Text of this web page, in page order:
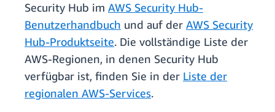
Security Hub im AWS Security Hub-
Benutzerhandbuch und auf der AWS Security
Hub-Produktseite. Die vollständige Liste der
AWS-Regionen, in denen Security Hub
verfügbar ist, finden Sie in der Liste der
regionalen AWS-Services.